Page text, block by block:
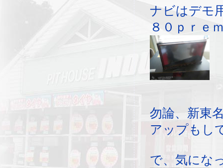
ナビはデモ
８０ｐｒｅ
勿論、新東
アップもし
で、気にな